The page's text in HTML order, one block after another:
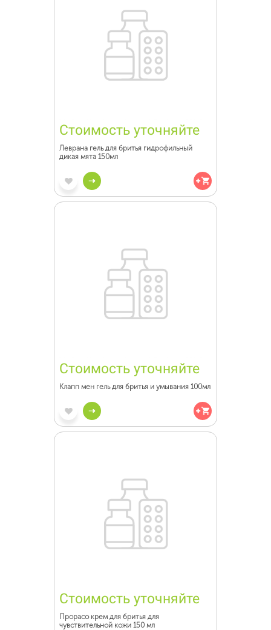
Стоимость уточняйте
Леврана гель для бритья гидрофильный
дикая мята 150мл
Стоимость уточняйте
Клапп мен гель для бритья и умывания 100мл
Стоимость уточняйте
Прорасо крем для бритья для
чувствительной кожи 150 мл